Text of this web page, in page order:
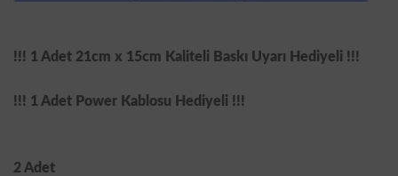
!!! 1 Adet 21cm x 15cm Kaliteli Baskı Uyarı Hediyeli !!!
!!! 1 Adet Power Kablosu Hediyeli !!!
2 Adet